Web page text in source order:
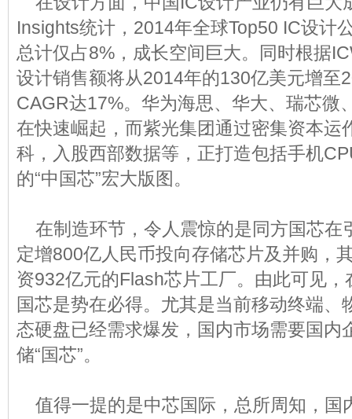
Insights统计，2014年全球Top50 IC设计
总计仅占8%，成长空间巨大。同时根据
设计销售额将从2014年的130亿美元增至
CAGR达17%。华为海思、华大、瑞芯微
在快速崛起，而紫光集团通过密集资本运
科，入股西部数据等，正打造包括手机
的“中国芯”宏大版图。
在制造环节，令人震惊的是同方国芯在
定增800亿人民币投向存储芯片及并购，
资932亿元的Flash芯片工厂。由此可见
国芯是势在必得。尤其是当前移动终端、
态硬盘已经需求爆发，国内市场需要国内
储“国芯”。
值得一提的是中芯国际，总所周知，国